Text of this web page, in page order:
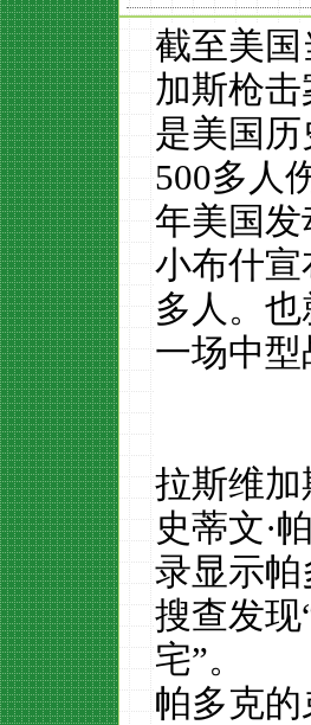
截至美
加斯枪
是美国
500多人
年美国发
小布什
多人。
一场中型
拉斯维
史蒂文·
录显示
搜查发
宅”。
帕多克